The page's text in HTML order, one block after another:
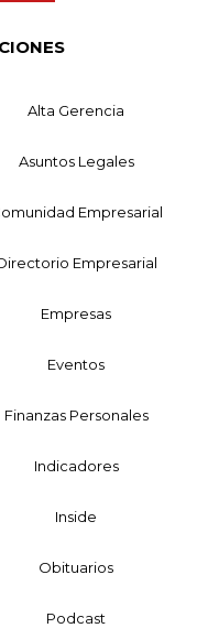
Alta Gerencia
Asuntos Legales
Empresarial
Empresarial
Empresas
Eventos
Finanzas Personales
Indicadores
Inside
Obituarios
Podcast